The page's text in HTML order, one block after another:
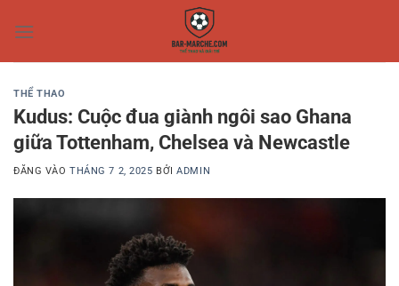
qua
THỂ THAO
Kudus: Cuộc đua giành ngôi sao Ghana
giữa Tottenham, Chelsea và Newcastle
ĐĂNG VÀOTHÁNG 7 2, 2025 BỞIADMIN